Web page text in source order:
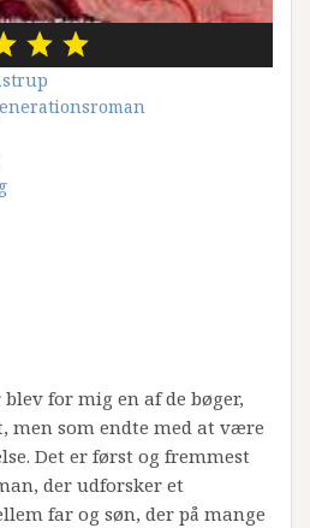
for mig en af de bøger,
som endte med at være
Det er først og fremmest
der udforsker et
far og søn, der på mange